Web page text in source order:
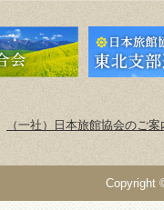
（一社）日本旅館協会のご案
Copyright